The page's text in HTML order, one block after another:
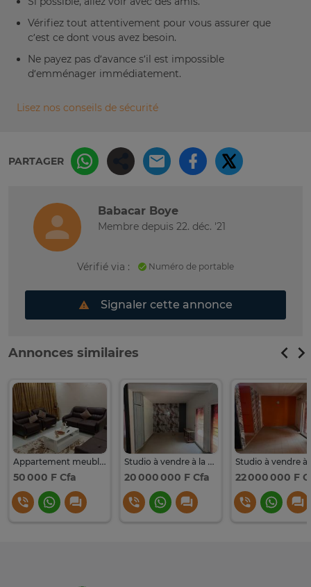
Vérifiez tout attentivement pour vous assurer que
c’est ce dont vous avez besoin.
Ne payez pas d’avance s’il est impossible
d’emménager immédiatement.
Lisez nos conseils de sécurité
PARTAGER
Babacar Boye
Membre depuis 22. déc. '21
Vérifié via : Numéro de portable
Signaler cette annonce
Annonces similaires
Appartement meublé à louer à la cité teyliom
50 000 F Cfa
Studio à vendre à la Cité Mixta
20 000 000 F Cfa 22 000 000 F